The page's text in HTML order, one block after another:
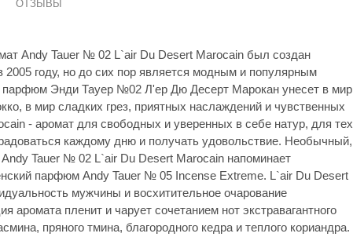
ОТЗЫВЫ
Andy Tauer № 02 L`air Du Desert Marocain был создан
году, но до сих пор является модным и популярным
парфюм Энди Тауер №02 Л'ер Дю Десерт Марокан унесет в мир
в мир сладких грез, приятных наслаждений и чувственных
- аромат для свободных и уверенных в себе натур, для тех
каждому дню и получать удовольствие. Необычный,
Tauer № 02 L`air Du Desert Marocain напоминает
парфюм Andy Tauer № 05 Incense Extreme. L`air Du Desert
мужчины и восхитительное очарование
пленит и чарует сочетанием нот экстравагантного
пряного тмина, благородного кедра и теплого кориандра.